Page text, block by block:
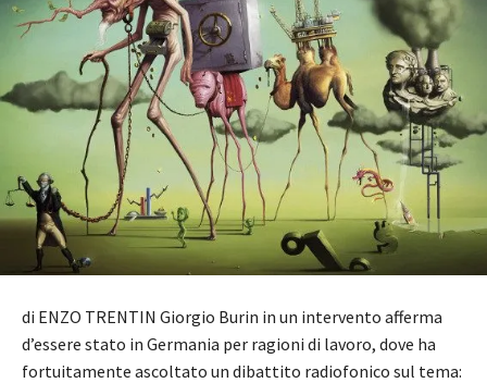
di ENZO TRENTIN Giorgio Burin in un intervento afferma
d’essere stato in Germania per ragioni di lavoro, dove ha
fortuitamente ascoltato un dibattito radiofonico sul tema: